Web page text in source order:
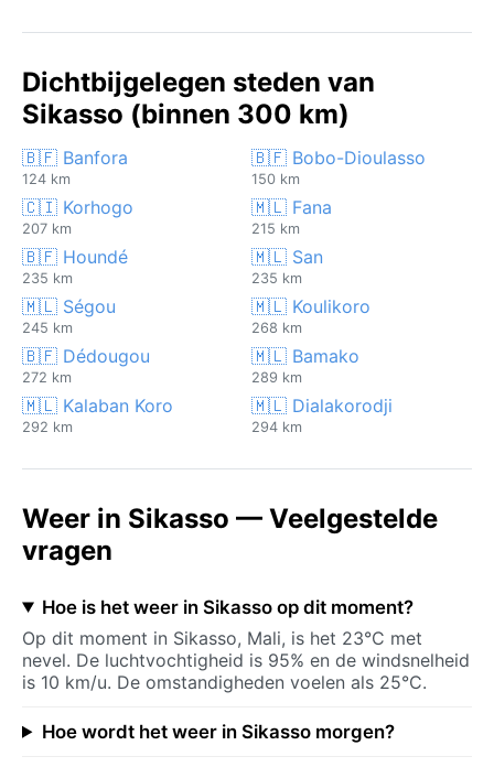
Dichtbijgelegen steden van
Sikasso (binnen 300 km)
🇧🇫 Banfora
124 km
🇧🇫 Bobo-Dioulasso
150 km
🇨🇮 Korhogo
207 km
🇲🇱 Fana
215 km
🇧🇫 Houndé
235 km
🇲🇱 San
235 km
🇲🇱 Ségou
245 km
🇲🇱 Koulikoro
268 km
🇧🇫 Dédougou
272 km
🇲🇱 Bamako
289 km
🇲🇱 Kalaban Koro
292 km
🇲🇱 Dialakorodji
294 km
Weer in Sikasso — Veelgestelde
vragen
Hoe is het weer in Sikasso op dit moment?
Op dit moment in Sikasso, Mali, is het 23°C met
nevel. De luchtvochtigheid is 95% en de windsnelheid
is 10 km/u. De omstandigheden voelen als 25°C.
Hoe wordt het weer in Sikasso morgen?